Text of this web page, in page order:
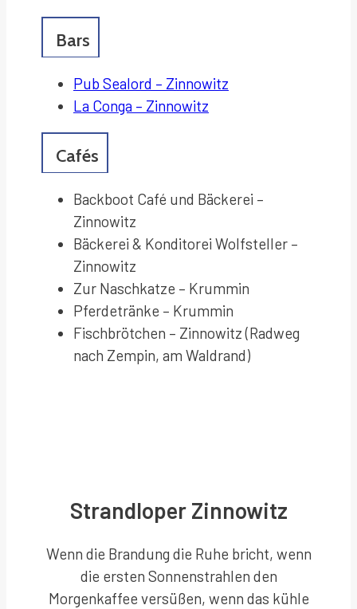
Bars
Pub Sealord – Zinnowitz
La Conga – Zinnowitz
Cafés
Backboot Café und Bäckerei –
Zinnowitz
Bäckerei & Konditorei Wolfsteller –
Zinnowitz
Zur Naschkatze – Krummin
Pferdetränke – Krummin
Fischbrötchen – Zinnowitz (Radweg
nach Zempin, am Waldrand)
Strandloper Zinnowitz
Wenn die Brandung die Ruhe bricht, wenn
die ersten Sonnenstrahlen den
Morgenkaffee versüßen, wenn das kühle